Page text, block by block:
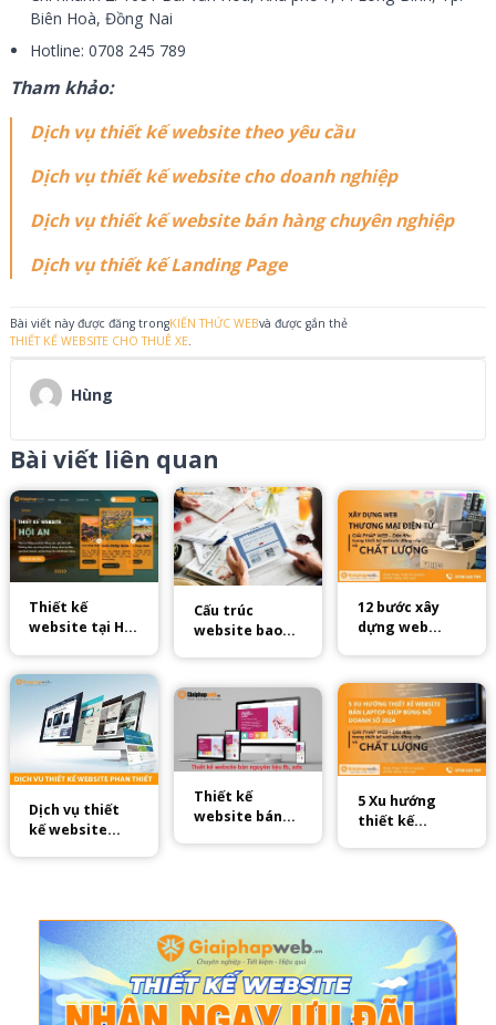
Biên Hoà, Đồng Nai
Hotline: 0708 245 789
Tham khảo:
Dịch vụ thiết kế website theo yêu cầu
Dịch vụ thiết kế website cho doanh nghiệp
Dịch vụ thiết kế website bán hàng chuyên nghiệp
Dịch vụ thiết kế Landing Page
Bài viết này được đăng trongKIẾN THỨC WEBvà được gắn thẻ
THIẾT KẾ WEBSITE CHO THUÊ XE.
Hùng
Bài viết liên quan
Thiết kế
website tại Hội
rẻ] 2025
Cấu trúc
website bao
cho website
12 bước xây
dựng web
nghiệp
Dịch vụ thiết
kế website
Thiết kế
website bán
5 Xu hướng
thiết kế